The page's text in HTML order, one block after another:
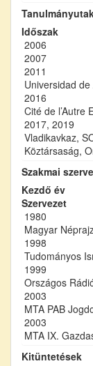
Időszak
2006
2007
2011
Universidad
2016
Cité de l’Autre
2017, 2019
Vladikavkaz,
Köztársaság,
Szakmai
Kezdő év
Szervezet
1980
Magyar
1998
Tudományos
1999
Országos
2003
MTA PAB
2003
MTA IX.
Kitüntetések